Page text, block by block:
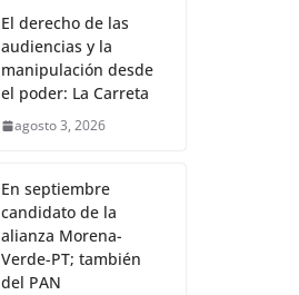
El derecho de las
audiencias y la
manipulación desde
el poder: La Carreta
agosto 3, 2026
En septiembre
candidato de la
alianza Morena-
Verde-PT; también
del PAN